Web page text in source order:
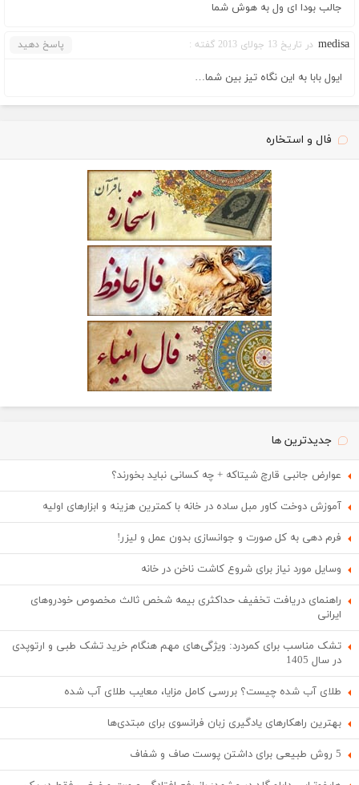
جالب بودا ای ول به هوش شما
medisa در تاریخ 13 جولای 2013 گفته : پاسخ دهید
ایول بابا به این نگاه تیز بین شما…
فال و استخاره
جدیدترین ها
عوارض جانبی قارچ شیتاکه + چه کسانی نباید بخورند؟
آموزش دوخت کاور مبل ساده در خانه با کمترین هزینه و ابزارهای اولیه
فرم دهی به کل صورت و جوانسازی بدون عمل و لیزر!
وسایل مورد نیاز برای شروع کاشت ناخن در خانه
راهنمای دریافت تخفیف حداکثری بیمه شخص ثالث مخصوص خودروهای
ایرانی
تشک مناسب برای کمردرد: ویژگی‌های مهم هنگام خرید تشک طبی و ارتوپدی
در سال 1405
طلای آب شده چیست؟ بررسی کامل مزایا، معایب طلای آب شده
بهترین راهکارهای یادگیری زبان فرانسوی برای مبتدی‌ها
5 روش طبیعی برای داشتن پوست صاف و شفاف